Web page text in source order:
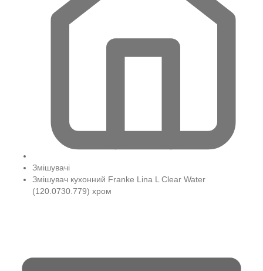
Змішувачі
Змішувач кухонний Franke Lina L Clear Water
(120.0730.779) хром